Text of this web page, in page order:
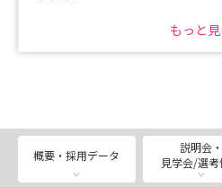
複数日程を準備していますし、
また、インターンシップで病院
とも
出来ます。
もっと見
概要・採用データ
説明会・
見学会/選